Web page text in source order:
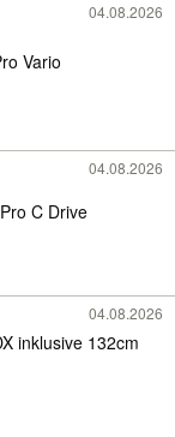
04.08.2026
Vario
04.08.2026
C Drive
04.08.2026
inklusive 132cm